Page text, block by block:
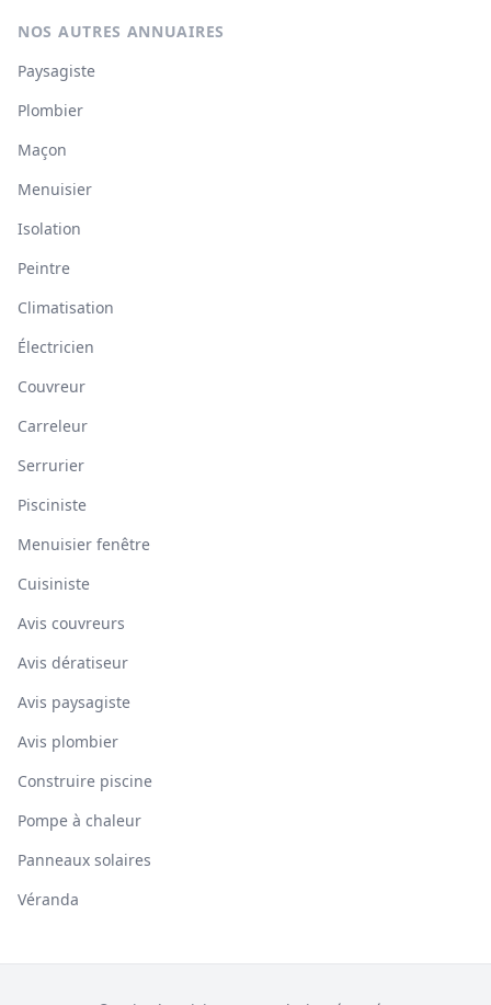
NOS AUTRES ANNUAIRES
Paysagiste
Plombier
Maçon
Menuisier
Isolation
Peintre
Climatisation
Électricien
Couvreur
Carreleur
Serrurier
Pisciniste
Menuisier fenêtre
Cuisiniste
Avis couvreurs
Avis dératiseur
Avis paysagiste
Avis plombier
Construire piscine
Pompe à chaleur
Panneaux solaires
Véranda